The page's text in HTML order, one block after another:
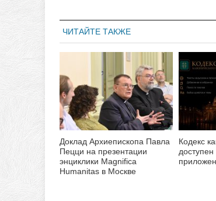
ЧИТАЙТЕ ТАКЖЕ
Доклад Архиепископа Павла
Пецци на презентации
энциклики Magnifica
Нumanitas в Москве
Кодекс